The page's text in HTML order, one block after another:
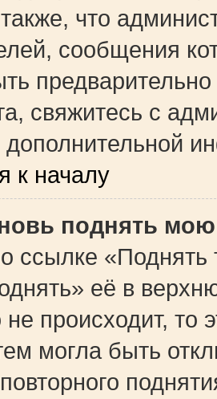
что
сообщения
свяжитесь с
дополнительной
к началу
поднять
ссылке
её в
не происходит, то
могла быть